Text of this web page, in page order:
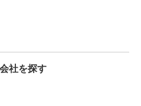
目13-3
ティ日の里
目2-3
社を探す